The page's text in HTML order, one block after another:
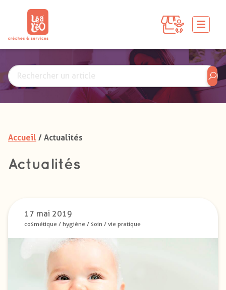
Accueil / Actualités
Actualités
17 mai 2019
cosmétique / hygiène / soin / vie pratique